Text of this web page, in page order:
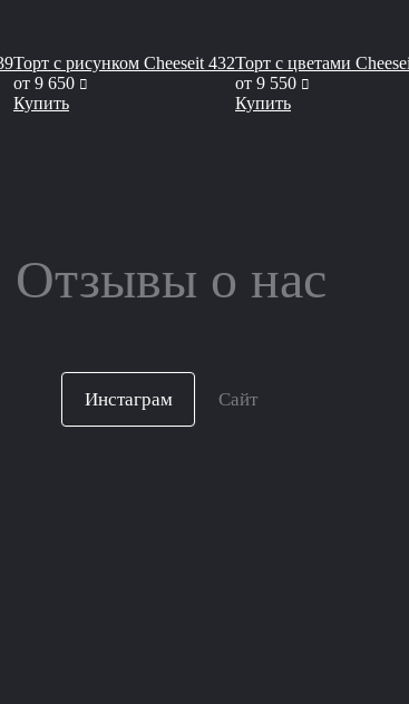
Торт с рисунком Cheeseit 432
от 9 650 руб
Купить
Торт с цветами
от 9 550 руб
Купить
Отзывы о нас
Инстаграм Сайт